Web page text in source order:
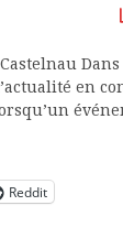
en
Reddit